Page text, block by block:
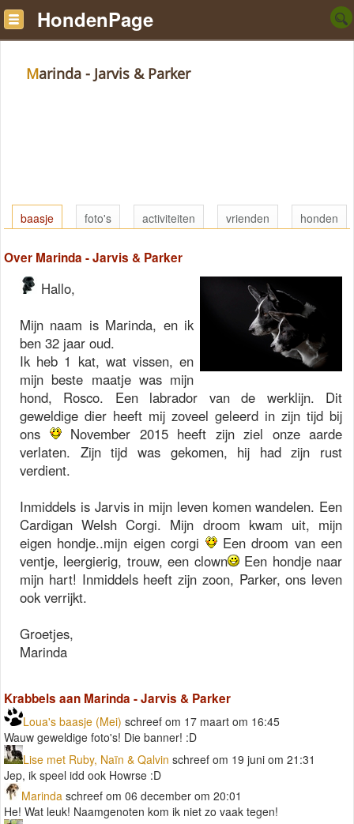
HondenPage
Marinda - Jarvis & Parker
baasje foto's activiteiten vrienden honden
Over Marinda - Jarvis & Parker
Hallo,
Mijn naam is Marinda, en ik
ben 32 jaar oud.
Ik heb 1 kat, wat vissen, en
mijn beste maatje was mijn
hond, Rosco. Een labrador van de werklijn. Dit
geweldige dier heeft mij zoveel geleerd in zijn tijd bij
ons
November 2015 heeft zijn ziel onze aarde
verlaten. Zijn tijd was gekomen, hij had zijn rust
verdient.
Inmiddels is Jarvis in mijn leven komen wandelen. Een
Cardigan Welsh Corgi. Mijn droom kwam uit, mijn
eigen hondje..mijn eigen corgi
Een droom van een
ventje, leergierig, trouw, een clown
Een hondje naar
mijn hart! Inmiddels heeft zijn zoon, Parker, ons leven
ook verrijkt.
Groetjes,
Marinda
Krabbels aan Marinda - Jarvis & Parker
Loua's baasje (Mei) schreef om 17 maart om 16:45
Wauw geweldige foto's! Die banner! :D
Lise met Ruby, Naïn & Qalvin schreef om 19 juni om 21:31
Jep, ik speel idd ook Howrse :D
Marinda schreef om 06 december om 20:01
He! Wat leuk! Naamgenoten kom ik niet zo vaak tegen!